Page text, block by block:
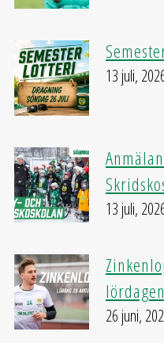
13 juli,
13 juli,
26 juni,